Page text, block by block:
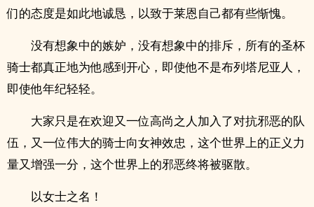
们的态度是如此地诚恳，以致于莱恩自己都有些惭愧。
没有想象中的嫉妒，没有想象中的排斥，所有的圣杯
骑士都真正地为他感到开心，即使他不是布列塔尼亚人，
即使他年纪轻轻。
大家只是在欢迎又一位高尚之人加入了对抗邪恶的队
伍，又一位伟大的骑士向女神效忠，这个世界上的正义力
量又增强一分，这个世界上的邪恶终将被驱散。
以女士之名！